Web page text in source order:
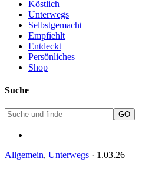
Köstlich
Unterwegs
Selbstgemacht
Empfiehlt
Entdeckt
Persönliches
Shop
Suche
Allgemein, Unterwegs · 1.03.26